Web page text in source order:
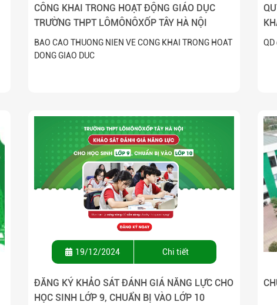
CÔNG KHAI TRONG HOẠT ĐỘNG GIÁO DỤC
TRƯỜNG THPT LÔMÔNÔXỐP TÂY HÀ NỘI
BAO CAO THUONG NIEN VE CONG KHAI TRONG HOAT
DONG GIAO DUC
19/12/2024 Chi tiết
ĐĂNG KÝ KHẢO SÁT ĐÁNH GIÁ NĂNG LỰC CHO
HỌC SINH LỚP 9, CHUẨN BỊ VÀO LỚP 10